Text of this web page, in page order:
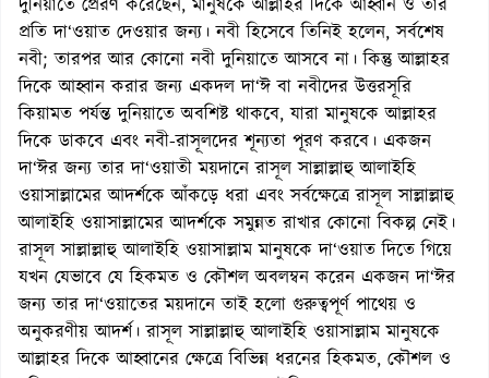
দুনিয়াতে প্রেরণ করেছেন, মানুষকে আল্লাহর দিকে আহ্বান ও তার
প্রতি দা‘ওয়াত দেওয়ার জন্য। নবী হিসেবে তিনিই হলেন, সর্বশেষ
নবী; তারপর আর কোনো নবী দুনিয়াতে আসবে না। কিন্তু আল্লাহর
দিকে আহ্বান করার জন্য একদল দা‘ঈ বা নবীদের উত্তরসূরি
কিয়ামত পর্যন্ত দুনিয়াতে অবশিষ্ট থাকবে, যারা মানুষকে আল্লাহর
দিকে ডাকবে এবং নবী-রাসূলদের শূন্যতা পূরণ করবে। একজন
দা‘ঈর জন্য তার দা‘ওয়াতী ময়দানে রাসূল সাল্লাল্লাহু আলাইহি
ওয়াসাল্লামের আদর্শকে আঁকড়ে ধরা এবং সর্বক্ষেত্রে রাসূল সাল্লাল্লাহু
আলাইহি ওয়াসাল্লামের আদর্শকে সমুন্নত রাখার কোনো বিকল্প নেই।
রাসূল সাল্লাল্লাহু আলাইহি ওয়াসাল্লাম মানুষকে দা‘ওয়াত দিতে গিয়ে
যখন যেভাবে যে হিকমত ও কৌশল অবলম্বন করেন একজন দা‘ঈর
জন্য তার দা‘ওয়াতের ময়দানে তাই হলো গুরুত্বপূর্ণ পাথেয় ও
অনুকরণীয় আদর্শ। রাসূল সাল্লাল্লাহু আলাইহি ওয়াসাল্লাম মানুষকে
আল্লাহর দিকে আহ্বানের ক্ষেত্রে বিভিন্ন ধরনের হিকমত, কৌশল ও